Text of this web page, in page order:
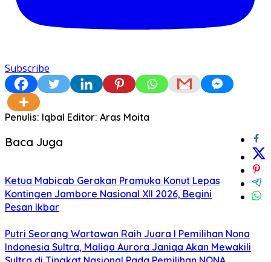
Subscribe
Penulis: Iqbal Editor: Aras Moita
Baca Juga
Ketua Mabicab Gerakan Pramuka Konut Lepas
Kontingen Jambore Nasional XII 2026, Begini
Pesan Ikbar
Putri Seorang Wartawan ‎Raih Juara I Pemilihan Nona
Indonesia Sultra, Maliqa Aurora Janiqa Akan Mewakili